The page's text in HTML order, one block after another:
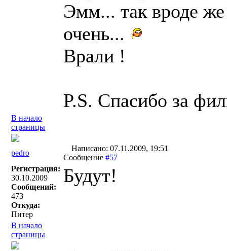
Эмм... так вроде же
очень...
Врали !
P.S. Спасибо за
В начало
страницы
pedro
Написано: 07.11.2009, 19:51
Сообщение #57
Регистрация:
30.10.2009
Сообщений:
473
Откуда:
Питер
Будут!
В начало
страницы